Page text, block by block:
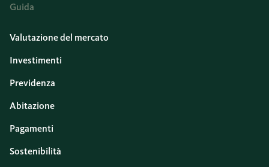
Guida
Valutazione del mercato
Investimenti
Previdenza
Abitazione
Pagamenti
Sostenibilità